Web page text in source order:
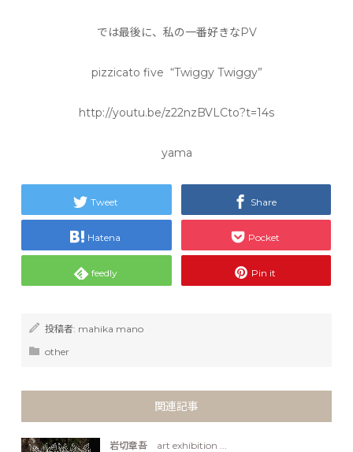
では最後に、私の一番好きなPV
pizzicato five “Twiggy Twiggy”
http://youtu.be/z22nzBVLCto?t=14s
yama
Tweet Share
Hatena Pocket
feedly Pin it
投稿者: mahika mano
other
関連記事
岩切章吾 art exhibition ...